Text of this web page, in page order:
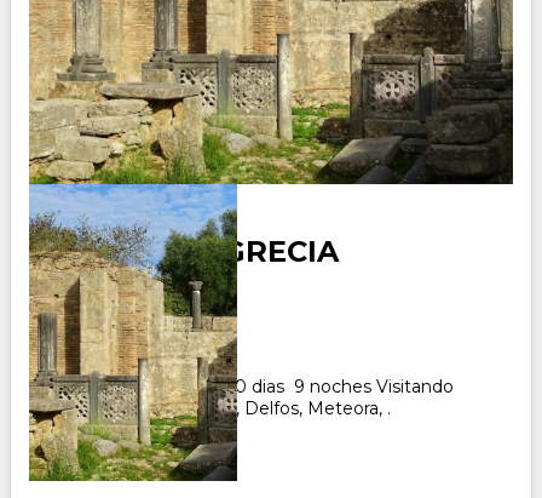
ALBANIA Y GRECIA
Duración:
10Días9Noches
Paquete Turistico de 10 dias 9 noches Visitando
Tirana, Atenas, Olimpia, Delfos, Meteora, .
CONSULTAR